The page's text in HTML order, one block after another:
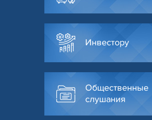
Инвестору
Общественные
слушания